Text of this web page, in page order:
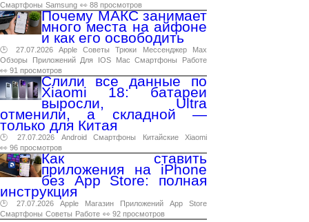
Смартфоны Samsung 👀 88 просмотров
Почему МАКС занимает
много места на айфоне
и как его освободить
🕑 27.07.2026 Apple Советы Трюки Мессенджер
Max
Обзоры
Приложений Для IOS Mac Смартфоны
Работе
👀 91 просмотров
Слили все данные по
Xiaomi 18: батареи
выросли, Ultra
отменили, а складной —
только для Китая
🕑 27.07.2026 Android Смартфоны Китайские
Xiaomi
👀 96 просмотров
Как ставить
приложения на iPhone
без App Store: полная
инструкция
🕑 27.07.2026 Apple Магазин Приложений App
Store
Смартфоны Советы Работе 👀 92 просмотров